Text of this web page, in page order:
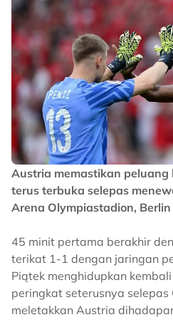
Austria memastikan
terus terbuka selepas
Arena Olympiastadion,
45 minit pertama berakhir
terikat 1-1 dengan jaringan
Piątek menghidupkan
peringkat seterusnya selepas
meletakkan Austria